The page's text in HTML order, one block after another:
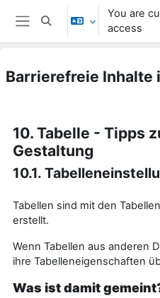
Skip to main content
Side panel
Toggle search input
You are
access
Barrierefreie Inhalte
10. Tabelle - Tipps
Gestaltung
10.1.
Tabellen sind mit den
erstellt.
Wenn Tabellen aus anderen
ihre Tabelleneigenschaften
Was ist damit